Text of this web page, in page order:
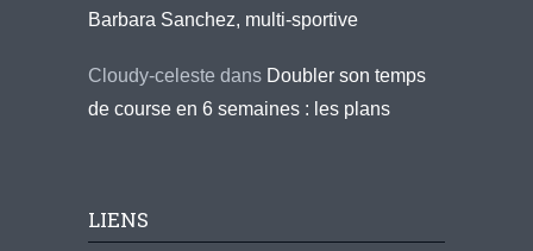
Barbara Sanchez, multi-sportive
Cloudy-celeste dans Doubler son temps
de course en 6 semaines : les plans
LIENS